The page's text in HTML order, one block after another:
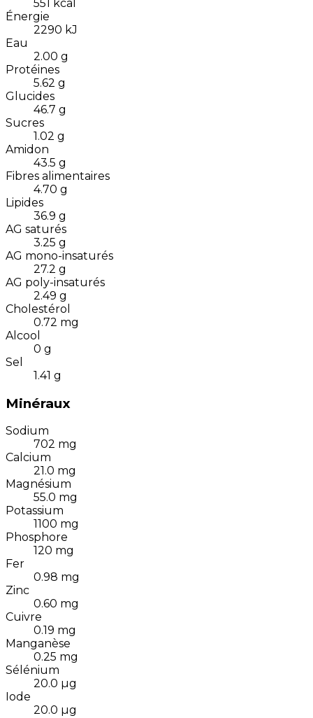
551 kcal
Énergie
2290 kJ
Eau
2.00 g
Protéines
5.62 g
Glucides
46.7 g
Sucres
1.02 g
Amidon
43.5 g
Fibres alimentaires
4.70 g
Lipides
36.9 g
AG saturés
3.25 g
AG mono-insaturés
27.2 g
AG poly-insaturés
2.49 g
Cholestérol
0.72 mg
Alcool
0 g
Sel
1.41 g
Minéraux
Sodium
702 mg
Calcium
21.0 mg
Magnésium
55.0 mg
Potassium
1100 mg
Phosphore
120 mg
Fer
0.98 mg
Zinc
0.60 mg
Cuivre
0.19 mg
Manganèse
0.25 mg
Sélénium
20.0 µg
Iode
20.0 µg